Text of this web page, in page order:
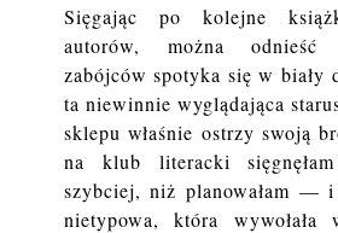
Sięgając po kolejne
autorów, można
zabójców spotyka się w biały
ta niewinnie wyglądająca
sklepu właśnie ostrzy swoją
na klub literacki
szybciej, niż planowałam —
nietypowa, która